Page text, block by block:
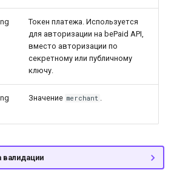
Токен платежа. Используется
для авторизации на bePaid API,
вместо авторизации по
секретному или публичному
ключу.
Значение merchant .